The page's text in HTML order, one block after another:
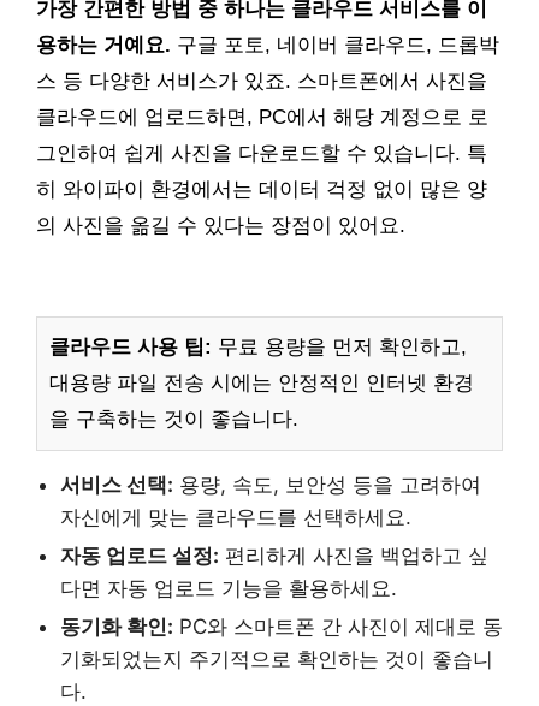
가장 간편한 방법 중 하나는 클라우드 서비스를 이
용하는 거예요. 구글 포토, 네이버 클라우드, 드롭박
스 등 다양한 서비스가 있죠. 스마트폰에서 사진을
클라우드에 업로드하면, PC에서 해당 계정으로 로
그인하여 쉽게 사진을 다운로드할 수 있습니다. 특
히 와이파이 환경에서는 데이터 걱정 없이 많은 양
의 사진을 옮길 수 있다는 장점이 있어요.
클라우드 사용 팁: 무료 용량을 먼저 확인하고,
대용량 파일 전송 시에는 안정적인 인터넷 환경
을 구축하는 것이 좋습니다.
서비스 선택: 용량, 속도, 보안성 등을 고려하여
자신에게 맞는 클라우드를 선택하세요.
자동 업로드 설정: 편리하게 사진을 백업하고 싶
다면 자동 업로드 기능을 활용하세요.
동기화 확인: PC와 스마트폰 간 사진이 제대로 동
기화되었는지 주기적으로 확인하는 것이 좋습니
다.